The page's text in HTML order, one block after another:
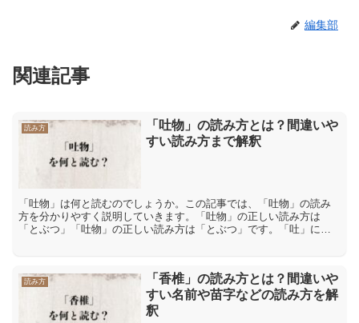
編集部
関連記事
読み方
「吐物」の読み方とは？間違いや
すい読み方まで解釈
「吐物」は何と読むのでしょうか。この記事では、「吐物」の読み
方を分かりやすく説明していきます。「吐物」の正しい読み方は
「とぶつ」「吐物」の正しい読み方は「とぶつ」です。「吐」には
読み方
「香椎」の読み方とは？間違いや
すい名前や苗字などの読み方を解
釈